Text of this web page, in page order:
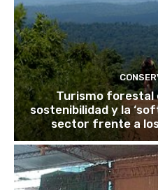
Turismo forestal
sostenibilidad y la
sector frente a